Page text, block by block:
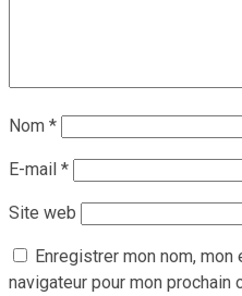
Nom *
E-mail *
Site web
Enregistrer mon nom,
navigateur pour mon prochain